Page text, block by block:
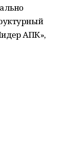
АПК»,